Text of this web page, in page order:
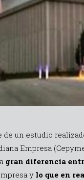
de un estudio
Empresa
gran diferencia
y lo que en